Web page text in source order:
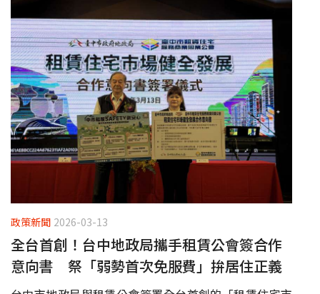
政策新聞 2026-03-13
全台首創！台中地政局攜手租賃公會簽合作
意向書 祭「弱勢首次免服費」拚居住正義